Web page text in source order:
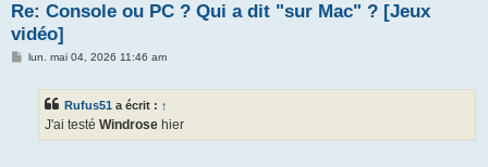
Re: Console ou PC ? Qui a dit "sur Mac" ? [Jeux
vidéo]
Mlun. mai 04, 2026 11:46 am
Rufus51 a écrit : ↑
J'ai testé Windrose hier